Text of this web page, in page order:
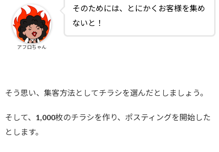
そのためには、とにかくお客様を集め
ないと！
アフロちゃん
そう思い、集客方法としてチラシを選んだとしましょう。
そして、1,000枚のチラシを作り、ポスティングを開始した
とします。